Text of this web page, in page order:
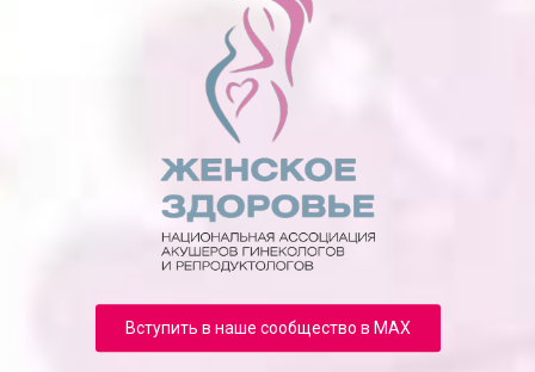
Вступить в наше сообщество в MAX